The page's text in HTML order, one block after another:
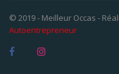
© 2019 - Meilleur Occas -
Autoentrepreneur